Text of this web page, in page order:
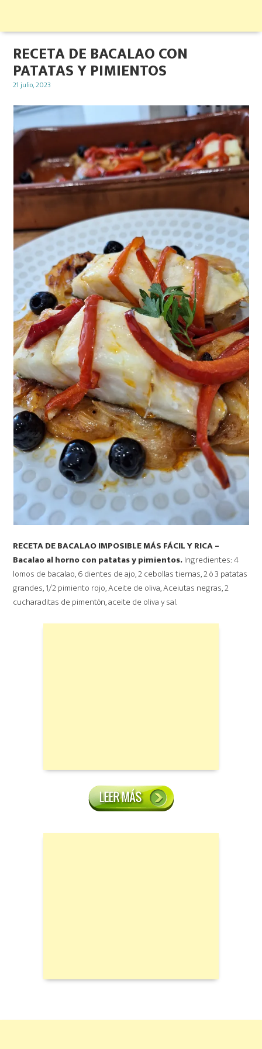
RECETA DE BACALAO CON
PATATAS Y PIMIENTOS
Posted
21 julio, 2023
RECETA DE BACALAO IMPOSIBLE MÁS FÁCIL Y RICA –
Bacalao al horno con patatas y pimientos.Ingredientes: 4
lomos de bacalao, 6 dientes de ajo, 2 cebollas tiernas, 2 ó 3 patatas
grandes, 1/2 pimiento rojo, Aceite de oliva, Aceiutas negras, 2
cucharaditas de pimentón, aceite de oliva y sal.